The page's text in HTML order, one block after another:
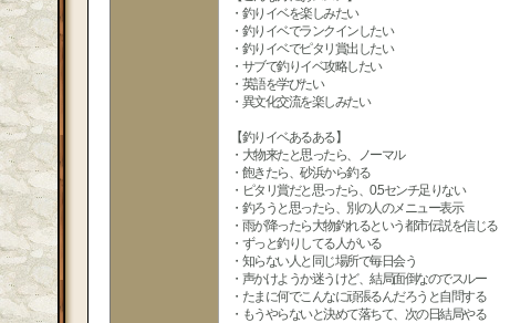
・釣りイベを楽しみたい
・釣りイベでランクインしたい
・釣りイベでピタリ賞出したい
・サブで釣りイベ攻略したい
・英語を学びたい
・異文化交流を楽しみたい
【釣りイベあるある】
・大物来たと思ったら、ノーマル
・飽きたら、砂浜から釣る
・ピタリ賞だと思ったら、0.5センチ足りない
・釣ろうと思ったら、別の人のメニュー表示
・雨が降ったら大物釣れるという都市伝説を信じる
・ずっと釣りしてる人がいる
・知らない人と同じ場所で毎日会う
・声かけようか迷うけど、結局面倒なのでスルー
・たまに何でこんなに頑張るんだろうと自問する
・もうやらないと決めて落ちて、次の日結局やる